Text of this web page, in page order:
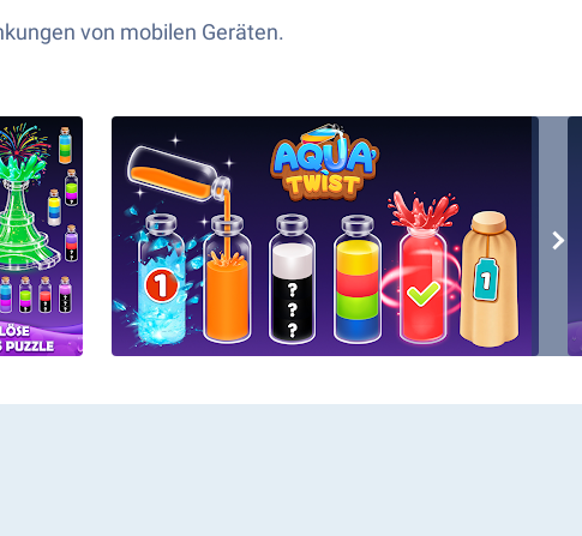
von mobilen Geräten.